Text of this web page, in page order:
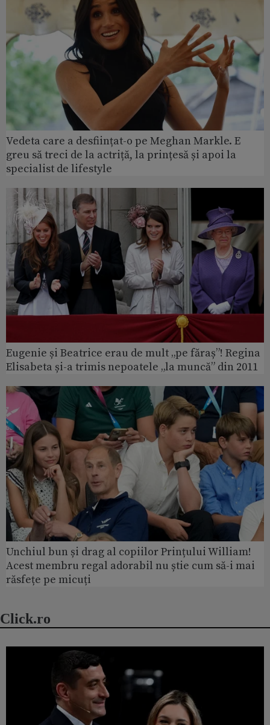
Vedeta care a desființat-o pe Meghan Markle. E
greu să treci de la actriță, la prințesă și apoi la
specialist de lifestyle
Eugenie și Beatrice erau de mult „pe făraș”! Regina
Elisabeta și-a trimis nepoatele „la muncă” din 2011
Unchiul bun și drag al copiilor Prințului William!
Acest membru regal adorabil nu știe cum să-i mai
răsfețe pe micuți
Click.ro